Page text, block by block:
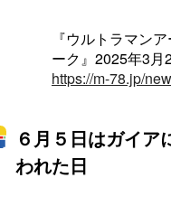
『ウルトラマン
ーク』2025年3月
https://m-78.jp/
６月５日はガイ
われた日